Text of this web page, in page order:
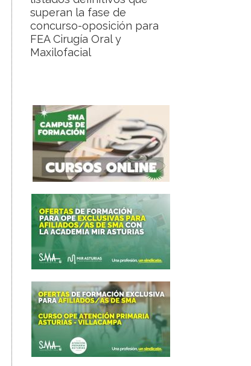
superan la fase de
concurso-oposición para
FEA Cirugía Oral y
Maxilofacial